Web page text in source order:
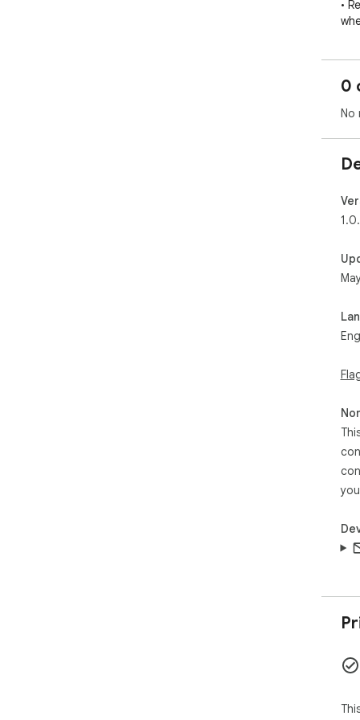
•
•
0
No